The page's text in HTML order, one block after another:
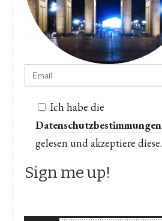
Ich habe die
Datenschutzbestimmungen
gelesen und akzeptiere diese.